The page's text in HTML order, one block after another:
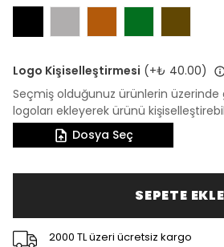
Logo Kişiselleştirmesi (+₺ 40.00)
Seçmiş olduğunuz ürünlerin üzerinde
logoları ekleyerek ürünü
Dosya Seç
SEPETE EKLE
2000 TL üzeri ücretsiz kargo